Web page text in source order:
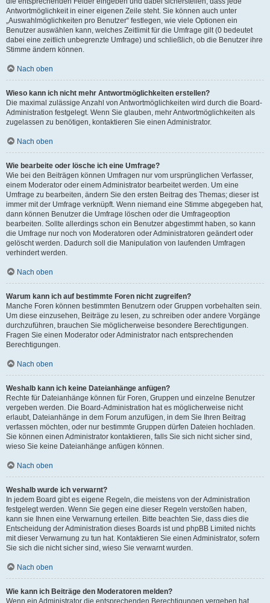
Antwortmöglichkeit in einer eigenen Zeile steht. Sie können auch unter
„Auswahlmöglichkeiten pro Benutzer“ festlegen, wie viele Optionen ein
Benutzer auswählen kann, welches Zeitlimit für die Umfrage gilt (0 bedeutet
dabei eine zeitlich unbegrenzte Umfrage) und schließlich, ob die Benutzer ihre
Stimme ändern können.
Nach oben
Wieso kann ich nicht mehr Antwortmöglichkeiten erstellen?
Die maximal zulässige Anzahl von Antwortmöglichkeiten wird durch die Board-
Administration festgelegt. Wenn Sie glauben, mehr Antwortmöglichkeiten als
zugelassen zu benötigen, kontaktieren Sie einen Administrator.
Nach oben
Wie bearbeite oder lösche ich eine Umfrage?
Wie bei den Beiträgen können Umfragen nur vom ursprünglichen Verfasser,
einem Moderator oder einem Administrator bearbeitet werden. Um eine
Umfrage zu bearbeiten, ändern Sie den ersten Beitrag des Themas; dieser ist
immer mit der Umfrage verknüpft. Wenn niemand eine Stimme abgegeben hat,
dann können Benutzer die Umfrage löschen oder die Umfrageoption
bearbeiten. Sollte allerdings schon ein Benutzer abgestimmt haben, so kann
die Umfrage nur noch von Moderatoren oder Administratoren geändert oder
gelöscht werden. Dadurch soll die Manipulation von laufenden Umfragen
verhindert werden.
Nach oben
Warum kann ich auf bestimmte Foren nicht zugreifen?
Manche Foren können bestimmten Benutzern oder Gruppen vorbehalten sein.
Um diese einzusehen, Beiträge zu lesen, zu schreiben oder andere Vorgänge
durchzuführen, brauchen Sie möglicherweise besondere Berechtigungen.
Fragen Sie einen Moderator oder Administrator nach entsprechenden
Berechtigungen.
Nach oben
Weshalb kann ich keine Dateianhänge anfügen?
Rechte für Dateianhänge können für Foren, Gruppen und einzelne Benutzer
vergeben werden. Die Board-Administration hat es möglicherweise nicht
erlaubt, Dateianhänge in dem Forum anzufügen, in dem Sie Ihren Beitrag
verfassen möchten, oder nur bestimmte Gruppen dürfen Dateien hochladen.
Sie können einen Administrator kontaktieren, falls Sie sich nicht sicher sind,
wieso Sie keine Dateianhänge anfügen können.
Nach oben
Weshalb wurde ich verwarnt?
In jedem Board gibt es eigene Regeln, die meistens von der Administration
festgelegt werden. Wenn Sie gegen eine dieser Regeln verstoßen haben,
kann sie Ihnen eine Verwarnung erteilen. Bitte beachten Sie, dass dies die
Entscheidung der Administration dieses Boards ist und phpBB Limited nichts
mit dieser Verwarnung zu tun hat. Kontaktieren Sie einen Administrator, sofern
Sie sich die nicht sicher sind, wieso Sie verwarnt wurden.
Nach oben
Wie kann ich Beiträge den Moderatoren melden?
Wenn ein Administrator die entsprechenden Berechtigungen vergeben hat,